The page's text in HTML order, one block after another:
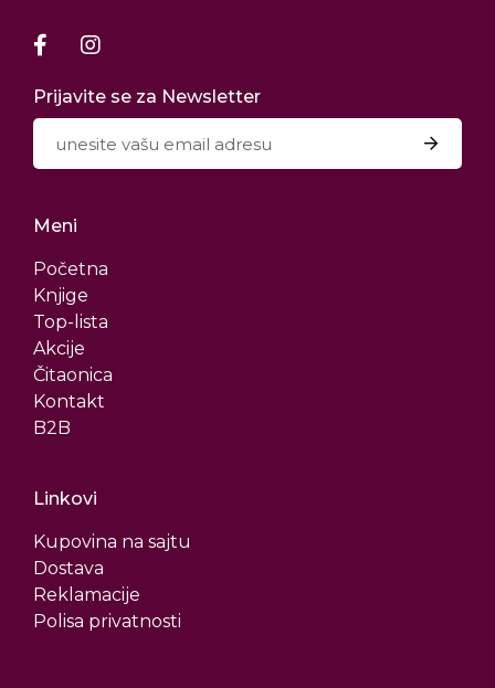
Prijavite se za Newsletter
Meni
Početna
Knjige
Top-lista
Akcije
Čitaonica
Kontakt
B2B
Linkovi
Kupovina na sajtu
Dostava
Reklamacije
Polisa privatnosti